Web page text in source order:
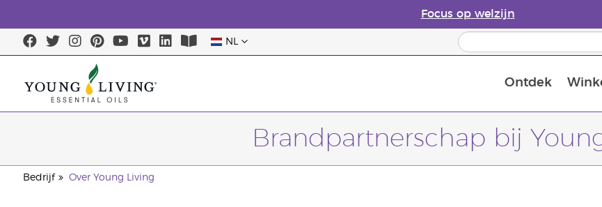
Focus op welzijn
NL
Ontdek
Brandpartnerschap bij
Bedrijf Over Young Living